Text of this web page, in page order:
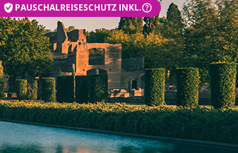
PAUSCHALREISESCHUTZ INKL.